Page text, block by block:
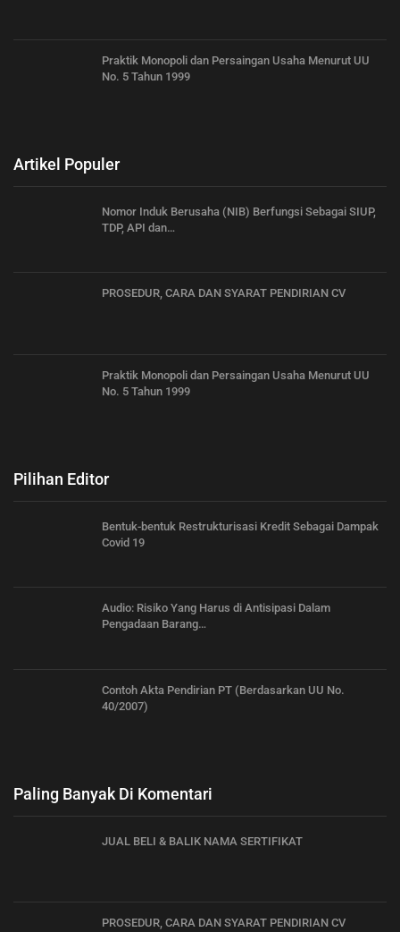
Praktik Monopoli dan Persaingan Usaha Menurut UU
No. 5 Tahun 1999
Artikel Populer
Nomor Induk Berusaha (NIB) Berfungsi Sebagai SIUP,
TDP, API dan…
PROSEDUR, CARA DAN SYARAT PENDIRIAN CV
Praktik Monopoli dan Persaingan Usaha Menurut UU
No. 5 Tahun 1999
Pilihan Editor
Bentuk-bentuk Restrukturisasi Kredit Sebagai Dampak
Covid 19
Audio: Risiko Yang Harus di Antisipasi Dalam
Pengadaan Barang…
Contoh Akta Pendirian PT (Berdasarkan UU No.
40/2007)
Paling Banyak Di Komentari
JUAL BELI & BALIK NAMA SERTIFIKAT
PROSEDUR, CARA DAN SYARAT PENDIRIAN CV